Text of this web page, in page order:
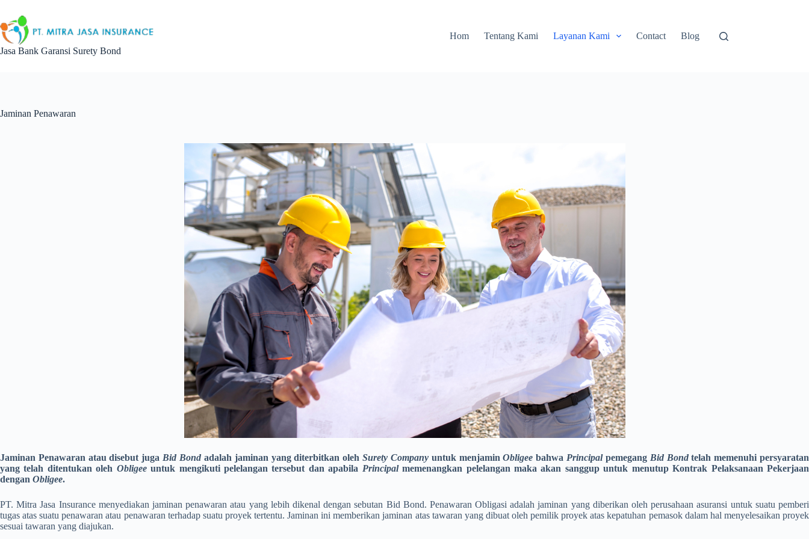
content
Jasa Bank Garansi Surety Bond
Hom Tentang Kami Layanan Kami Contact Blog
Jaminan Penawaran
Jaminan Penawaran atau disebut juga Bid Bond adalah jaminan yang diterbitkan olehSurety Companyuntuk menjaminObligee bahwa Principalpemegang Bid Bondtelah memenuhi persyaratan
yang telah ditentukan oleh Obligeeuntuk mengikuti pelelangan tersebut dan apabila Principalmemenangkan pelelangan maka akan sanggup untuk menutup Kontrak Pelaksanaan Pekerjaan
dengan Obligee.
PT. Mitra Jasa Insurance menyediakan jaminan penawaran atau yang lebih dikenal dengan sebutan Bid Bond. Penawaran Obligasi adalah jaminan yang diberikan oleh perusahaan asuransi untuk suatu pemberi
tugas atas suatu penawaran atau penawaran terhadap suatu proyek tertentu. Jaminan ini memberikan jaminan atas tawaran yang dibuat oleh pemilik proyek atas kepatuhan pemasok dalam hal menyelesaikan proyek
sesuai tawaran yang diajukan.